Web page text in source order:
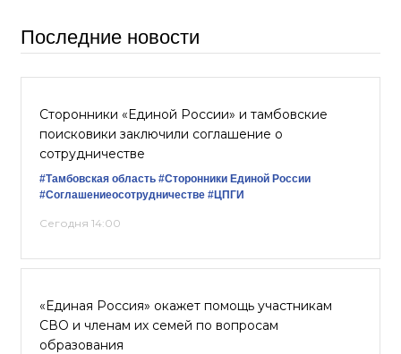
Последние новости
Сторонники «Единой России» и тамбовские
поисковики заключили соглашение о
сотрудничестве
#Тамбовская область #Сторонники Единой России
#Соглашениеосотрудничестве #ЦПГИ
Сегодня 14:00
«Единая Россия» окажет помощь участникам
СВО и членам их семей по вопросам
образования